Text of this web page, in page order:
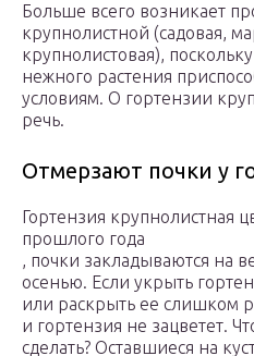
Больше всего возникает
крупнолистной (садовая,
крупнолистовая),
нежного растения
условиям. О гортензии
речь.
Отмерзают почки у
Гортензия крупнолистная
прошлого года
, почки закладываются на
осенью. Если укрыть
или раскрыть ее слишком
и гортензия не зацветет.
сделать? Оставшиеся на